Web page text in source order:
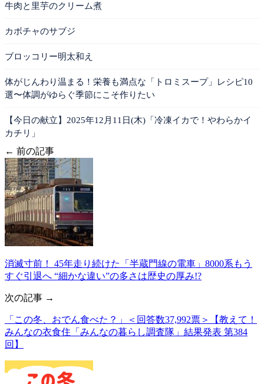
牛肉と里芋のクリーム煮
カボチャのサブジ
ブロッコリー明太和え
体がじんわり温まる！栄養も満点な「トロミスープ」レシピ10
選〜体調がゆらぐ季節にこそ作りたい
【今日の献立】2025年12月11日(木)「冷凍イカで！やわらかイ
カチリ」
← 前の記事
消滅寸前！ 45年走り続けた「半蔵門線の電車」8000系もう
すぐ引退へ “細かな違い”の多さは歴史の厚み!?
次の記事 →
「この冬、おでん食べた？」＜回答数37,992票＞【教えて！
みんなの衣食住「みんなの暮らし調査隊」結果発表 第384
回】